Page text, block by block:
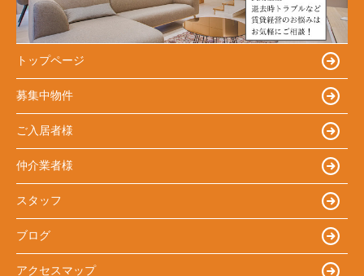
トップページ
募集中物件
ご入居者様
仲介業者様
スタッフ
ブログ
アクセスマップ